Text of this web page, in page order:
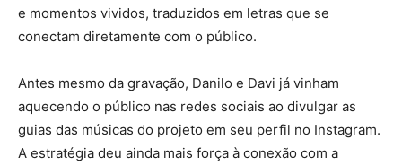
e momentos vividos, traduzidos em letras que se
conectam diretamente com o público.
Antes mesmo da gravação, Danilo e Davi já vinham
aquecendo o público nas redes sociais ao divulgar as
guias das músicas do projeto em seu perfil no Instagram.
A estratégia deu ainda mais força à conexão com a